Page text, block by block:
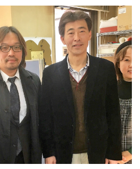
法人日本デザイン書道作家協會 理事長